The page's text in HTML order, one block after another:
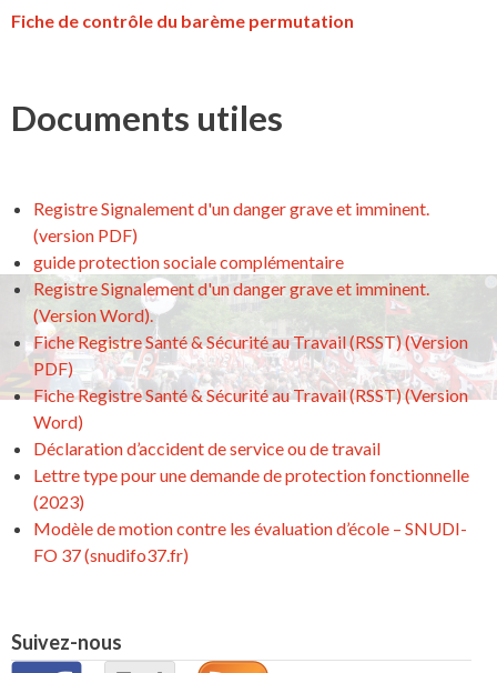
Fiche de contrôle du barème permutation
Documents utiles
Registre Signalement d'un danger grave et imminent.
(version PDF)
guide protection sociale complémentaire
Registre Signalement d'un danger grave et imminent.
(Version Word).
Fiche Registre Santé & Sécurité au Travail (RSST) (Version
PDF)
Fiche Registre Santé & Sécurité au Travail (RSST) (Version
Word)
Déclaration d’accident de service ou de travail
Lettre type pour une demande de protection fonctionnelle
(2023)
Modèle de motion contre les évaluation d’école – SNUDI-
FO 37 (snudifo37.fr)
Suivez-nous